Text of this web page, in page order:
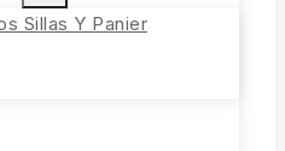
Sillas Y Panier